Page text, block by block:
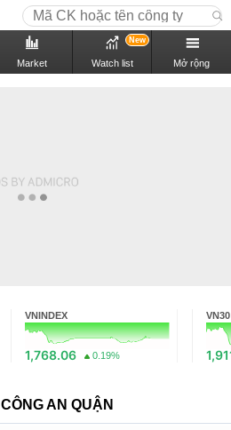
Market Watch list
New
Mở rộng
VNINDEX
1,768.06 0.19%
VN30
CÔNG AN QUẬN